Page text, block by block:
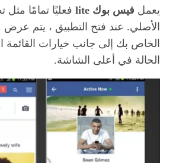
يعمل فيس بوك lite
الأصلي. عند فتح التطبيق ، يتم عرض
الخاص بك إلى جانب خيارات القائمة
الحالة في أعلى الشاشة.